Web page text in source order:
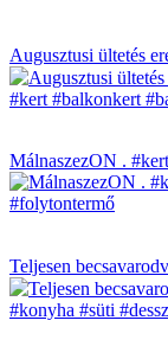
Augusztusi ültetés
MálnaszezON .
Teljesen